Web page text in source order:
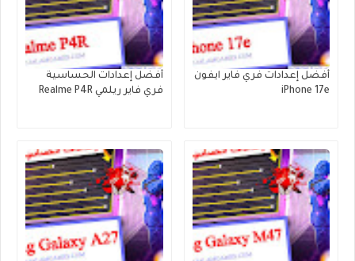
أفضل إعدادات فري فاير ايفون
iPhone 17e
أفضل إعدادات الحساسية
فري فاير ريلمي Realme P4R